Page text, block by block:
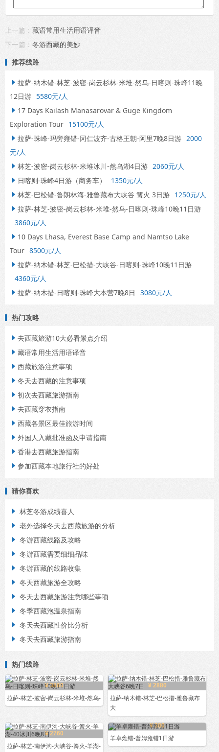
上一篇： 藏语常用生活用语译音
下一篇： 冬游西藏的美妙
推荐线路
 拉萨-纳木错-林芝-波密-岗云杉林-米堆-然乌-日喀则-珠峰11晚
12日游 5580元/人
 17 Days Kailash Manasarovar & Guge Kingdom
Exploration Tour 15100元/人
 拉萨-珠峰-玛旁雍错-冈仁波齐-古格王朝-阿里7晚8日游 2000
元/人
 林芝-波密-岗云杉林-米堆冰川-然乌湖4日游 2060元/人
 日喀则-珠峰4日游（商务车） 1350元/人
 林芝-巴松错-鲁朗林海-雅鲁藏布大峡谷 篝火 3日游 1250元/人
 拉萨-林芝-波密-岗云杉林-米堆-然乌-日喀则-珠峰10晚11日游
3860元/人
 10 Days Lhasa, Everest Base Camp and Namtso Lake
Tour 8500元/人
 拉萨-纳木错-林芝-巴松措-大峡谷-日喀则-珠峰10晚11日游
4360元/人
 拉萨-纳木措-日喀则-珠峰大本营7晚8日 3080元/人
热门攻略
 去西藏旅游10大必看景点介绍
 藏语常用生活用语译音
 西藏旅游注意事项
 冬天去西藏的注意事项
 初次去西藏旅游指南
 去西藏穿衣指南
 西藏各景区最佳旅游时间
 外国人入藏批准函及申请指南
 香港去西藏旅游指南
 参加西藏本地旅行社的好处
猜你喜欢
 林芝冬游成绩喜人
 老外选择冬天去西藏旅游的分析
 冬游西藏线路及攻略
 冬游西藏需要细细品味
 冬游西藏的线路收集
 冬天西藏旅游全攻略
 冬天去西藏旅游注意哪些事项
 冬季西藏泡温泉指南
 冬天去西藏性价比分析
 冬天去西藏旅游指南
热门线路
¥ 3860
拉萨-林芝-波密-岗云杉林-米堆-然乌-
¥ 2880
拉萨-纳木错-林芝-巴松措-雅鲁藏布
大
¥ 2760
拉萨-林芝-南伊沟-大峡谷-篝火-羊湖-
¥ 380
羊卓雍错-普姆雍错1日游